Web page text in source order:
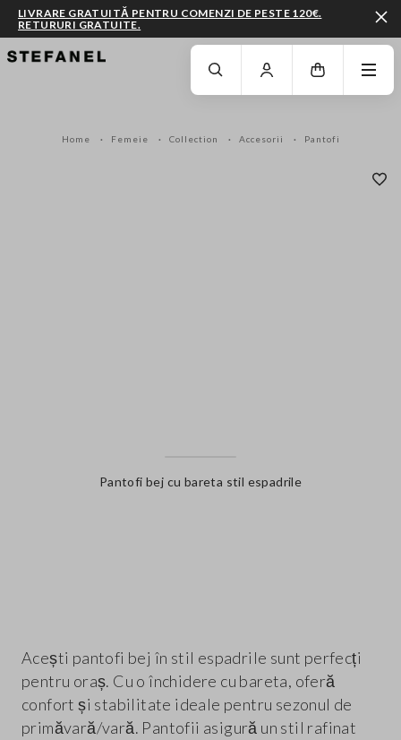
MERGI LA CONȚINUTUL PRINCIPALDERULEAZĂ ÎN JOS
LIVRARE GRATUITĂ PENTRU COMENZI DE PESTE 120€.
RETURURI GRATUITE.
Home Femeie Collection Accesorii Pantofi
Pantofi bej cu bareta stil espadrile
Acești pantofi bej în stil espadrile sunt perfecți
pentru oraș. Cu o închidere cu bareta, oferă
confort și stabilitate ideale pentru sezonul de
primăvară/vară. Pantofii asigură un stil rafinat